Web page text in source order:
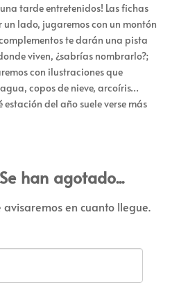
tarde entretenidos! Las fichas
un lado, jugaremos con un montón
te darán una pista
viven, ¿sabrías nombrarlo?;
con ilustraciones que
copos de nieve, arcoíris…
estación del año suele verse más
han agotado...
avisaremos en cuanto llegue.